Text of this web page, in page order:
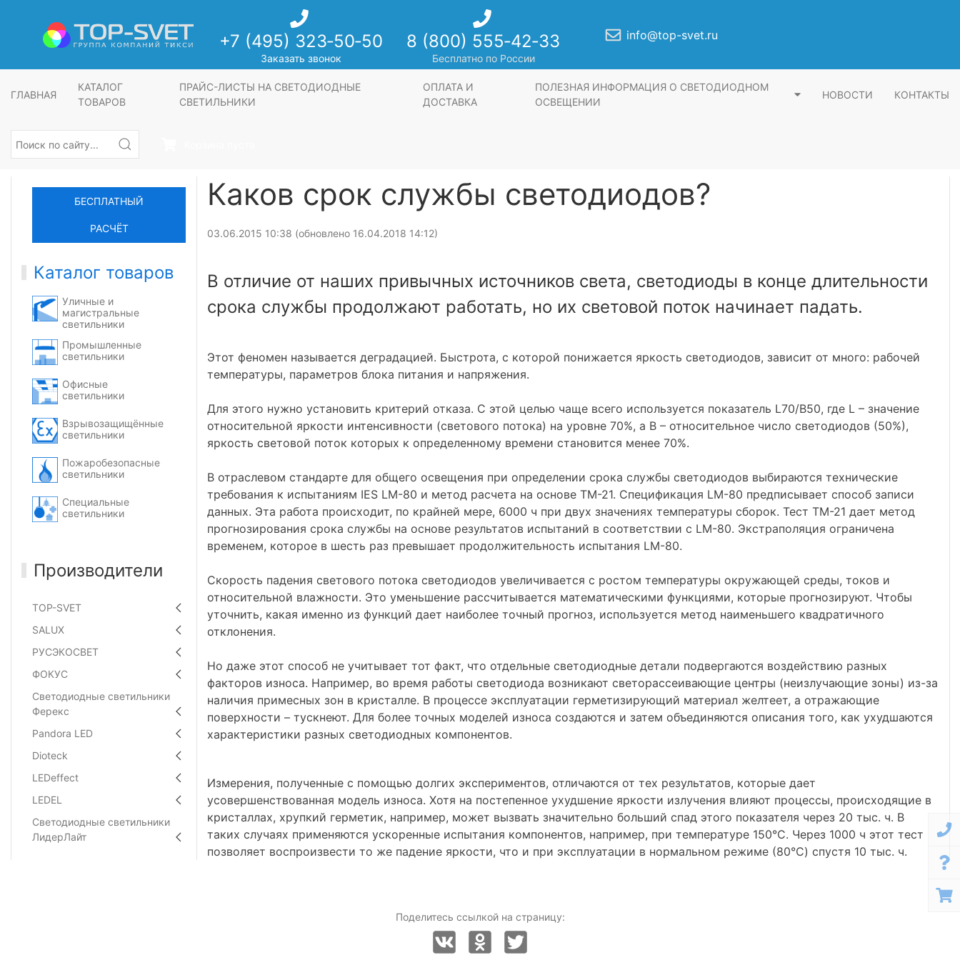
+7 (495) 323‑50‑50
Заказать звонок
8 (800) 555‑42‑33
Бесплатно по России
info@top-svet.ru
ГЛАВНАЯ
КАТАЛОГ
ТОВАРОВ
ПРАЙС-ЛИСТЫ НА СВЕТОДИОДНЫЕ
СВЕТИЛЬНИКИ
ОПЛАТА И
ДОСТАВКА
ПОЛЕЗНАЯ ИНФОРМАЦИЯ О СВЕТОДИОДНОМ
ОСВЕЩЕНИИ
НОВОСТИ КОНТАКТЫ
БЕСПЛАТНЫЙ
РАСЧЁТ
Каталог товаров
Уличные и
магистральные
светильники
Промышленные
светильники
Офисные
светильники
Взрывозащищённые
светильники
Пожаробезопасные
светильники
Специальные
светильники
Производители
TOP-SVET
SALUX
РУСЭКОСВЕТ
ФОКУС
Светодиодные светильники
Ферекс
Pandora LED
Dioteck
LEDeffect
LEDEL
Светодиодные светильники
ЛидерЛайт
Каков срок службы светодиодов?
03.06.2015 10:38 (обновлено 16.04.2018 14:12)
В отличие от наших привычных источников света, светодиоды в конце длительности
срока службы продолжают работать, но их световой поток начинает падать.
Этот феномен называется деградацией. Быстрота, с которой понижается яркость светодиодов, зависит от много: рабочей
температуры, параметров блока питания и напряжения.
Для этого нужно установить критерий отказа. С этой целью чаще всего используется показатель L70/B50, где L – значение
относительной яркости интенсивности (светового потока) на уровне 70%, а B – относительное число светодиодов (50%),
яркость световой поток которых к определенному времени становится менее 70%.
В отраслевом стандарте для общего освещения при определении срока службы светодиодов выбираются технические
требования к испытаниям IES LM-80 и метод расчета на основе TM-21. Спецификация LM-80 предписывает способ записи
данных. Эта работа происходит, по крайней мере, 6000 ч при двух значениях температуры сборок. Тест TM-21 дает метод
прогнозирования срока службы на основе результатов испытаний в соответствии с LM-80. Экстраполяция ограничена
временем, которое в шесть раз превышает продолжительность испытания LM-80.
Скорость падения светового потока светодиодов увеличивается с ростом температуры окружающей среды, токов и
относительной влажности. Это уменьшение рассчитывается математическими функциями, которые прогнозируют. Чтобы
уточнить, какая именно из функций дает наиболее точный прогноз, используется метод наименьшего квадратичного
отклонения.
Но даже этот способ не учитывает тот факт, что отдельные светодиодные детали подвергаются воздействию разных
факторов износа. Например, во время работы светодиода возникают светорассеивающие центры (неизлучающие зоны) из-за
наличия примесных зон в кристалле. В процессе эксплуатации герметизирующий материал желтеет, а отражающие
поверхности – тускнеют. Для более точных моделей износа создаются и затем объединяются описания того, как ухудшаются
характеристики разных светодиодных компонентов.
Измерения, полученные с помощью долгих экспериментов, отличаются от тех результатов, которые дает
усовершенствованная модель износа. Хотя на постепенное ухудшение яркости излучения влияют процессы, происходящие в
кристаллах, хрупкий герметик, например, может вызвать значительно больший спад этого показателя через 20 тыс. ч. В
таких случаях применяются ускоренные испытания компонентов, например, при температуре 150°C. Через 1000 ч этот тест
позволяет воспроизвести то же падение яркости, что и при эксплуатации в нормальном режиме (80°C) спустя 10 тыс. ч.
Поделитесь ссылкой на страницу: